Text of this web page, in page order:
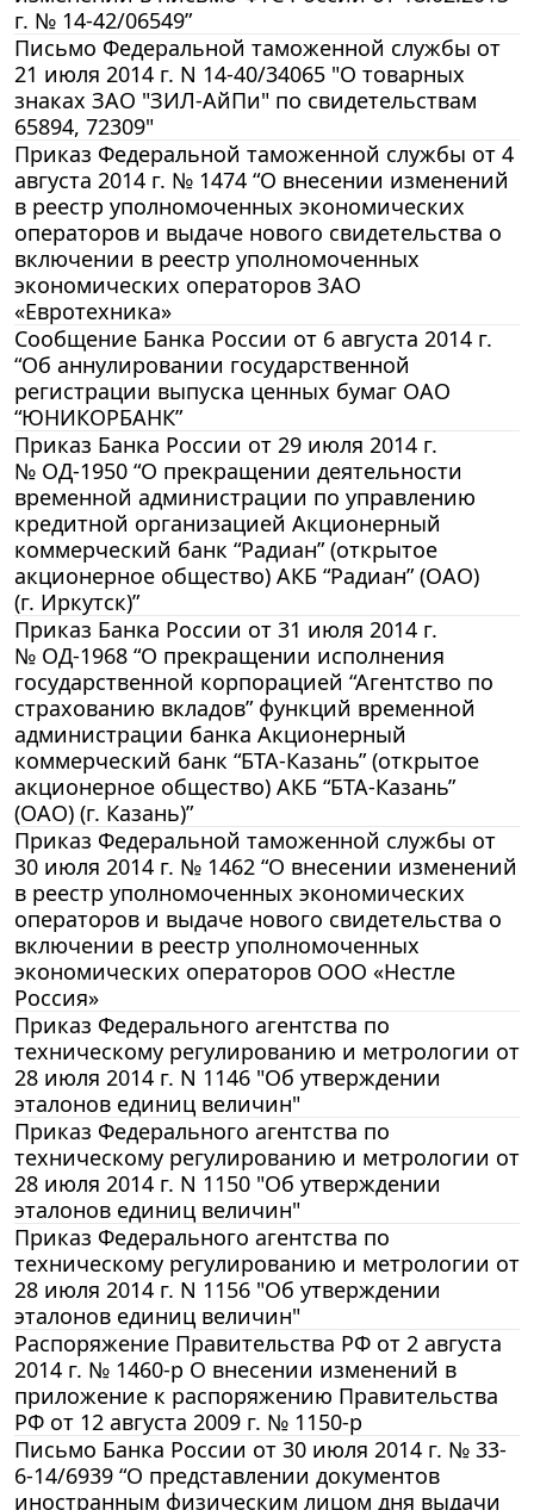
г. № 14-42/06549”
Письмо Федеральной таможенной службы от
21 июля 2014 г. N 14-40/34065 "О товарных
знаках ЗАО "ЗИЛ-АйПи" по свидетельствам
65894, 72309"
Приказ Федеральной таможенной службы от 4
августа 2014 г. № 1474 “О внесении изменений
в реестр уполномоченных экономических
операторов и выдаче нового свидетельства о
включении в реестр уполномоченных
экономических операторов ЗАО
«Евротехника»
Сообщение Банка России от 6 августа 2014 г.
“Об аннулировании государственной
регистрации выпуска ценных бумаг ОАО
“ЮНИКОРБАНК”
Приказ Банка России от 29 июля 2014 г.
№ ОД-1950 “О прекращении деятельности
временной администрации по управлению
кредитной организацией Акционерный
коммерческий банк “Радиан” (открытое
акционерное общество) АКБ “Радиан” (ОАО)
(г. Иркутск)”
Приказ Банка России от 31 июля 2014 г.
№ ОД-1968 “О прекращении исполнения
государственной корпорацией “Агентство по
страхованию вкладов” функций временной
администрации банка Акционерный
коммерческий банк “БТА-Казань” (открытое
акционерное общество) АКБ “БТА-Казань”
(ОАО) (г. Казань)”
Приказ Федеральной таможенной службы от
30 июля 2014 г. № 1462 “О внесении изменений
в реестр уполномоченных экономических
операторов и выдаче нового свидетельства о
включении в реестр уполномоченных
экономических операторов ООО «Нестле
Россия»
Приказ Федерального агентства по
техническому регулированию и метрологии от
28 июля 2014 г. N 1146 "Об утверждении
эталонов единиц величин"
Приказ Федерального агентства по
техническому регулированию и метрологии от
28 июля 2014 г. N 1150 "Об утверждении
эталонов единиц величин"
Приказ Федерального агентства по
техническому регулированию и метрологии от
28 июля 2014 г. N 1156 "Об утверждении
эталонов единиц величин"
Распоряжение Правительства РФ от 2 августа
2014 г. № 1460-р О внесении изменений в
приложение к распоряжению Правительства
РФ от 12 августа 2009 г. № 1150-р
Письмо Банка России от 30 июля 2014 г. № 33-
6-14/6939 “О представлении документов
иностранным физическим лицом дня выдачи